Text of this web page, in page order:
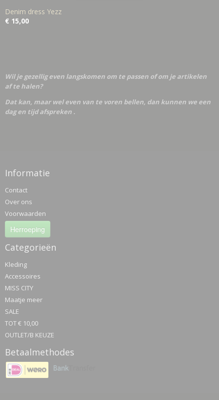
Denim dress Yezz
€ 15,00
Wil je gezellig even langskomen om te passen of om je artikelen
af te halen?
Dat kan, maar wel even van te voren bellen, dan kunnen we een
dag en tijd afspreken .
Informatie
Contact
Over ons
Voorwaarden
Herroeping
Categorieën
Kleding
Accessoires
MISS CITY
Maatje meer
SALE
TOT € 10,00
OUTLET/B KEUZE
Betaalmethodes